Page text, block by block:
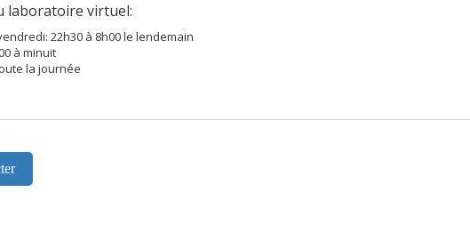
laboratoire virtuel:
22h30 à 8h00 le lendemain
à minuit
la journée